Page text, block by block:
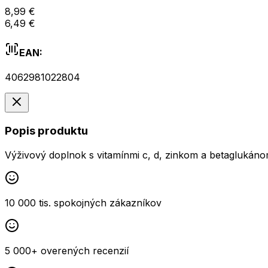
8,99 €
6,49 €
EAN:
4062981022804
Popis produktu
Výživový doplnok s vitamínmi c, d, zinkom a
10 000 tis. spokojných zákazníkov
5 000+ overených recenzií